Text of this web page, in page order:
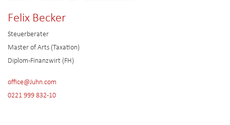
Felix Becker
Steuerberater
Master of Arts (Taxation)
Diplom-Finanzwirt (FH)
office@Juhn.com
0221 999 832-10